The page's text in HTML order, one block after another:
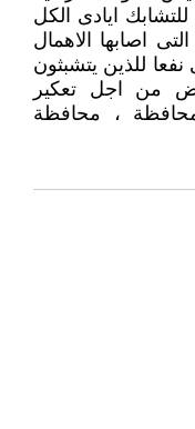
ايادى الكل
اصابها الاهمال
للذين يتشبثون
من اجل تعكير
، محافظة